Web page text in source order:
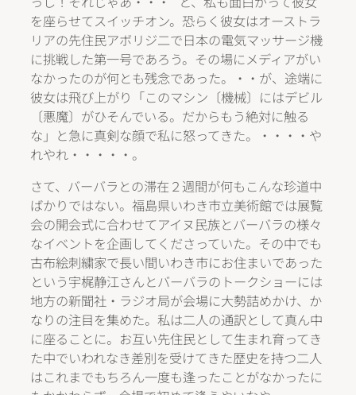
を座らせてスイッチオン。恐らく彼女はオーストラ
リアの先住民アボリジ二で日本の電気マッサージ機
に挑戦した第一号であろう。その場にメディアがい
なかったのが何とも残念であった。・・が、途端に
彼女は飛び上がり「このマシン〔機械〕にはデビル
〔悪魔〕がひそんでいる。だからもう絶対に触る
な」と急に真剣な顔で私に怒ってきた。・・・・や
れやれ・・・・・。
さて、バーバラとの滞在２週間が何もこんな珍道中
ばかりではない。福島県いわき市立美術館では展覧
会の開会式に合わせてアイヌ民族とバーバラの様々
なイベントを企画してくださっていた。その中でも
古布絵刺繍家で長い間いわき市にお住まいであった
という宇梶静江さんとバーバラのトークショーには
地方の新聞社・ラジオ局が会場に大勢詰めかけ、か
なりの注目を集めた。私は二人の通訳として真ん中
に座ることに。お互い先住民として生まれ育ってき
た中でいわれなき差別を受けてきた歴史を持つ二人
はこれまでもちろん一度も逢ったことがなかったに